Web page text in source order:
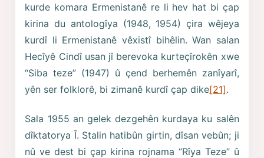
kurde komara Ermenistanê re li hev hat bi çap
kirina du antologîya (1948, 1954) çira wêjeya
kurdî li Ermenistanê vêxistî bihêlin. Wan salan
Hecîyê Cindî usan jî berevoka kurteçîrokên xwe
“Siba teze” (1947) û çend berhemên zanîyarî,
yên ser folklorê, bi zimanê kurdî çap dike[21].
Sala 1955 an gelek dezgehên kurdaya ku salên
dîktatorya Î. Stalin hatibûn girtin, dîsan vebûn; ji
nû ve dest bi çap kirina rojnama “Rîya Teze” û